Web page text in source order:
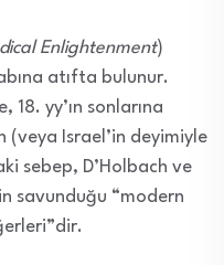
Enlightenment)
atıfta bulunur.
18. yy’ın sonlarına
(veya Israel’in deyimiyle
sebep, D’Holbach ve
savunduğu “modern